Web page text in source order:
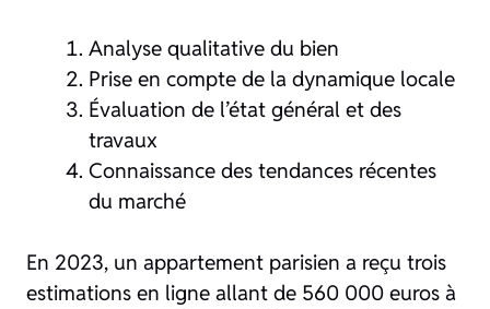
Analyse qualitative du bien
Prise en compte de la dynamique locale
Évaluation de l’état général et des
travaux
Connaissance des tendances récentes
du marché
En 2023, un appartement parisien a reçu trois
estimations en ligne allant de 560 000 euros à